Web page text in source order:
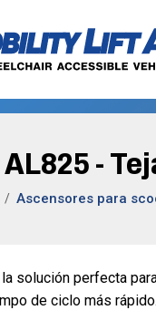
-
Ascensores para
solución perfecta
de ciclo más